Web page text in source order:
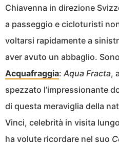
Chiavenna in direzione
a passeggio e cicloturisti
voltarsi rapidamente a
aver avuto un abbaglio. Sono
Acquafraggia: Aqua Fracta,
spezzato l’impressionante
di questa meraviglia della
Vinci, celebrità in visita
ha volute ricordare nel suo